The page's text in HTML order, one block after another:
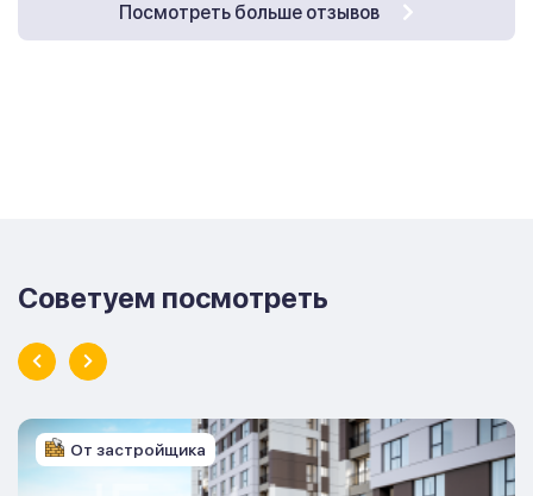
Посмотреть больше отзывов
Советуем посмотреть
От застройщика